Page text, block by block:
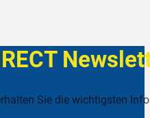
Sie die wichtigsten